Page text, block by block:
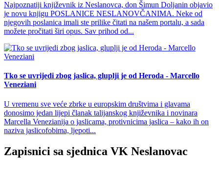
Najpoznatiji književnik iz Neslanovca, don Šimun Doljanin objavio
je novu knjigu POSLANICE NESLANOVČANIMA. Neke od
njegovih poslanica imali ste prilike čitati na našem portalu, a sada
možete pročitati širi opus. Sav prihod od...
Tko se uvrijedi zbog jaslica, gluplji je od Heroda - Marcello
Veneziani
U vremenu sve veće zbrke u europskim društvima i glavama
donosimo jedan lijepi članak talijanskog književnika i novinara
Marcella Venezianija o jaslicama, protivnicima jaslica – kako ih on
naziva jaslicofobima, ljepoti...
Zapisnici sa sjednica VK Neslanovac